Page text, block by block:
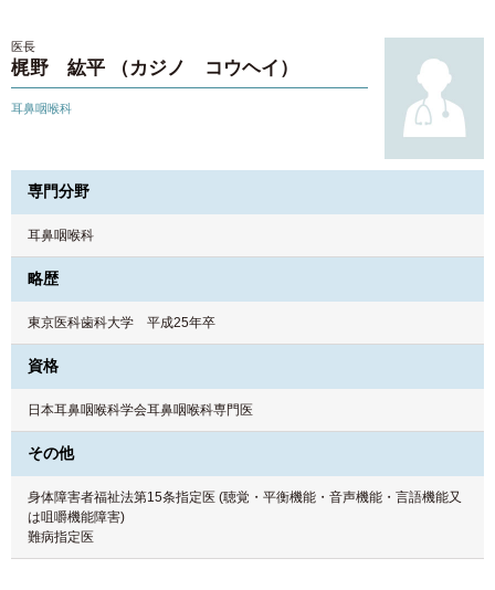
医長
梶野 紘平 （カジノ コウヘイ）
耳鼻咽喉科
専門分野
耳鼻咽喉科
略歴
東京医科歯科大学 平成25年卒
資格
日本耳鼻咽喉科学会耳鼻咽喉科専門医
その他
身体障害者福祉法第15条指定医 (聴覚・平衡機能・音声機能・言語機能又
は咀嚼機能障害)
難病指定医